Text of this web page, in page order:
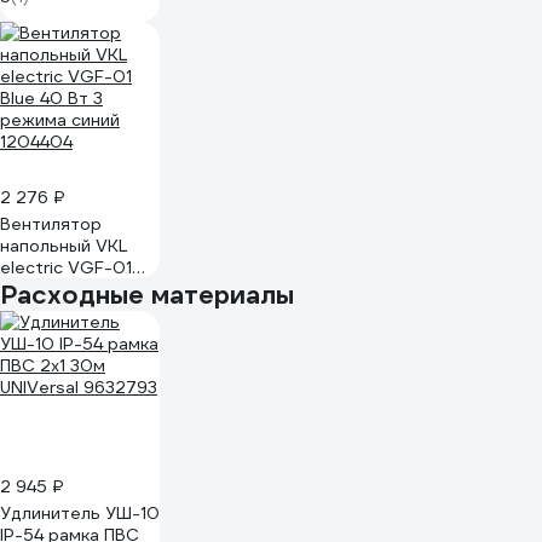
режима серый
1200613
2 276 ₽
Вентилятор
напольный VKL
electric VGF-01
Blue 40 Вт 3
режима синий
1204404
Расходные материалы
2 945 ₽
Удлинитель УШ-10
IP-54 рамка ПВС